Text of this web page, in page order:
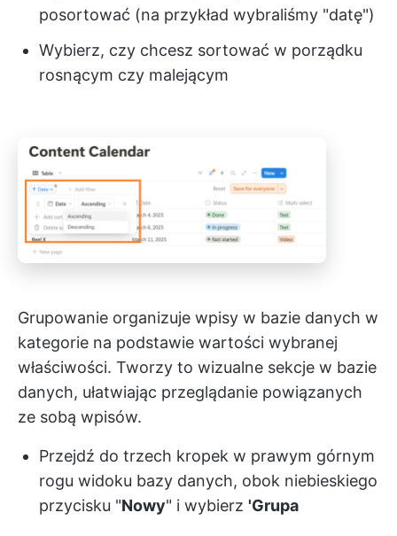
posortować (na przykład wybraliśmy "datę")
Wybierz, czy chcesz sortować w porządku
rosnącym czy malejącym
Grupowanie organizuje wpisy w bazie danych w
kategorie na podstawie wartości wybranej
właściwości. Tworzy to wizualne sekcje w bazie
danych, ułatwiając przeglądanie powiązanych
ze sobą wpisów.
Przejdź do trzech kropek w prawym górnym
rogu widoku bazy danych, obok niebieskiego
przycisku "Nowy" i wybierz 'Grupa